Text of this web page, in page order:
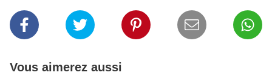
Vous aimerez aussi